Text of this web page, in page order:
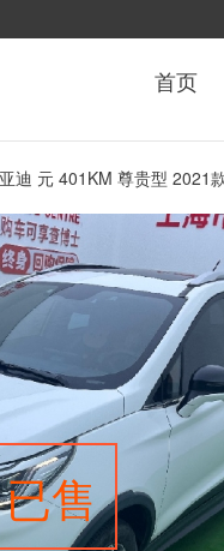
首页
迪 元 401KM 尊贵型 2021
已售